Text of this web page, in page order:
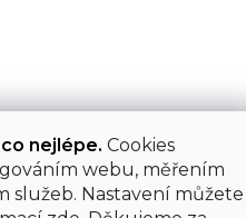
nejlépe. Cookies
webu, měřením
služeb. Nastavení můžete